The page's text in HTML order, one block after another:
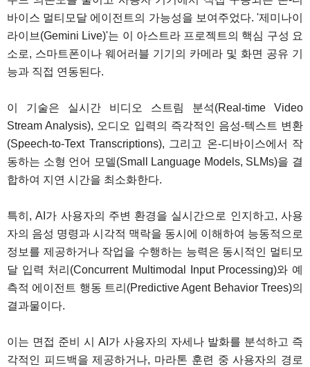
바이스 멀티모달 에이전트의 가능성을 보여주었다. '제미나이
라이브(Gemini Live)'는 이 아스트라 프로젝트의 핵심 구성 요
소로, 스마트폰이나 웨어러블 기기의 카메라 및 화면 공유 기
능과 직접 연동된다.
이 기술은 실시간 비디오 스트림 분석(Real-time Video
Stream Analysis), 오디오 입력의 즉각적인 음성-텍스트 변환
(Speech-to-Text Transcriptions), 그리고 온-디바이스에서 작
동하는 소형 언어 모델(Small Language Models, SLMs)을 결
합하여 지연 시간을 최소화한다.
특히, AI가 사용자의 주변 환경을 실시간으로 인지하고, 사용
자의 음성 명령과 시각적 맥락을 동시에 이해하여 능동적으로
정보를 제공하거나 작업을 수행하는 능력은 동시적인 멀티모
달 입력 처리(Concurrent Multimodal Input Processing)와 예
측적 에이전트 행동 트리(Predictive Agent Behavior Trees)의
결과물이다.
이는 면접 준비 시 AI가 사용자의 자세나 발화를 분석하고 즉
각적인 피드백을 제공하거나, 마라톤 훈련 중 사용자의 경로